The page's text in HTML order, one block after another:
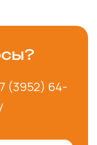
(3952) 64-